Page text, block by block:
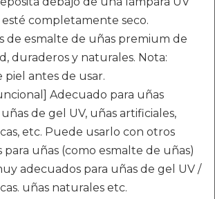
esté completamente seco.
de esmalte de uñas premium de
duraderos y naturales. Nota:
piel antes de usar.
Adecuado para uñas
de gel UV, uñas artificiales,
etc. Puede usarlo con otros
uñas (como esmalte de uñas)
adecuados para uñas de gel UV /
uñas naturales etc.